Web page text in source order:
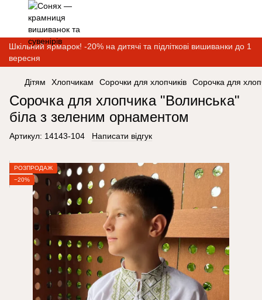
Шкільний ярмарок! -20% на дитячі та підліткові вишиванки до 1
вересня
Дітям Хлопчикам Сорочки для хлопчиків Сорочка для
Сорочка для хлопчика "Волинська"
біла з зеленим орнаментом
Артикул: 14143-104 Написати відгук
РОЗПРОДАЖ
−20%